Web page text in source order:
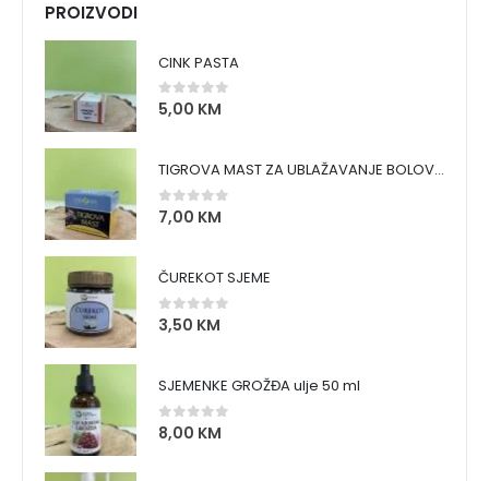
PROIZVODI
CINK PASTA
0 out of 5
5,00 KM
TIGROVA MAST ZA UBLAŽAVANJE BOLOVA I ZAGRIJAVANJE MIŠIĆA
0 out of 5
7,00 KM
ČUREKOT SJEME
0 out of 5
3,50 KM
SJEMENKE GROŽĐA ulje 50 ml
0 out of 5
8,00 KM